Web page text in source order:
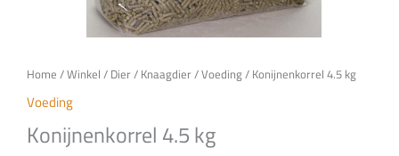
Home /Winkel / Dier / Knaagdier /Voeding/ Konijnenkorrel 4.5 kg
Voeding
Konijnenkorrel 4.5 kg